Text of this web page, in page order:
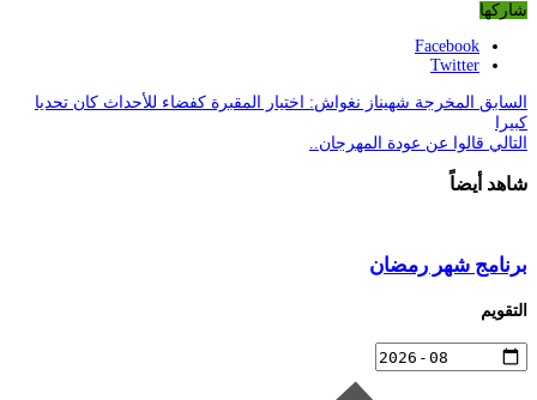
شاركها
Facebook
Twitter
السابق المخرجة شهيناز نغواش: اختيار المقبرة كفضاء للأحداث كان تحديا
كبيرا
التالي قالوا عن عودة المهرجان..
شاهد أيضاً
برنامج شهر رمضان
التقويم